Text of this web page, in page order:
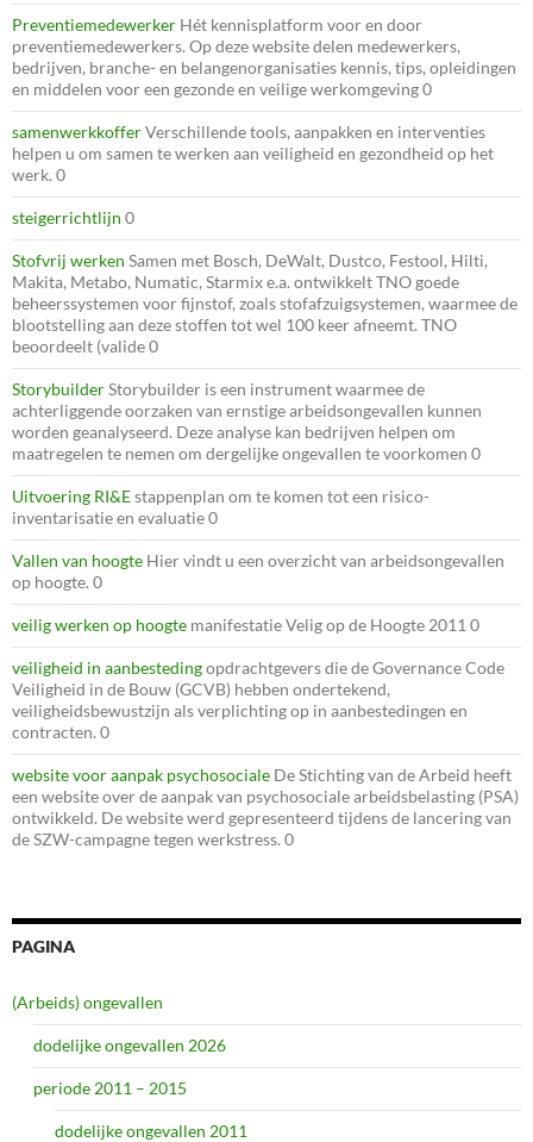
Preventiemedewerker Hét kennisplatform voor en door
preventiemedewerkers. Op deze website delen medewerkers,
bedrijven, branche- en belangenorganisaties kennis, tips, opleidingen
en middelen voor een gezonde en veilige werkomgeving 0
samenwerkkofferVerschillende tools, aanpakken en interventies
helpen u om samen te werken aan veiligheid en gezondheid op het
werk. 0
steigerrichtlijn 0
Stofvrij werken Samen met Bosch, DeWalt, Dustco, Festool, Hilti,
Makita, Metabo, Numatic, Starmix e.a. ontwikkelt TNO goede
beheerssystemen voor fijnstof, zoals stofafzuigsystemen, waarmee de
blootstelling aan deze stoffen tot wel 100 keer afneemt. TNO
beoordeelt (valide 0
StorybuilderStorybuilder is een instrument waarmee de
achterliggende oorzaken van ernstige arbeidsongevallen kunnen
worden geanalyseerd. Deze analyse kan bedrijven helpen om
maatregelen te nemen om dergelijke ongevallen te voorkomen 0
Uitvoering RI&Estappenplan om te komen tot een risico-
inventarisatie en evaluatie 0
Vallen van hoogte Hier vindt u een overzicht van arbeidsongevallen
op hoogte. 0
veilig werken op hoogte manifestatie Velig op de Hoogte 2011 0
veiligheid in aanbestedingopdrachtgevers die de Governance Code
Veiligheid in de Bouw (GCVB) hebben ondertekend,
veiligheidsbewustzijn als verplichting op in aanbestedingen en
contracten. 0
website voor aanpak psychosociale De Stichting van de Arbeid heeft
een website over de aanpak van psychosociale arbeidsbelasting (PSA)
ontwikkeld. De website werd gepresenteerd tijdens de lancering van
de SZW-campagne tegen werkstress. 0
PAGINA
(Arbeids) ongevallen
dodelijke ongevallen 2026
periode 2011 – 2015
dodelijke ongevallen 2011